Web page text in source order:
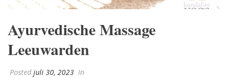
Ayurvedische Massage
Leeuwarden
Posted juli 30, 2023 In